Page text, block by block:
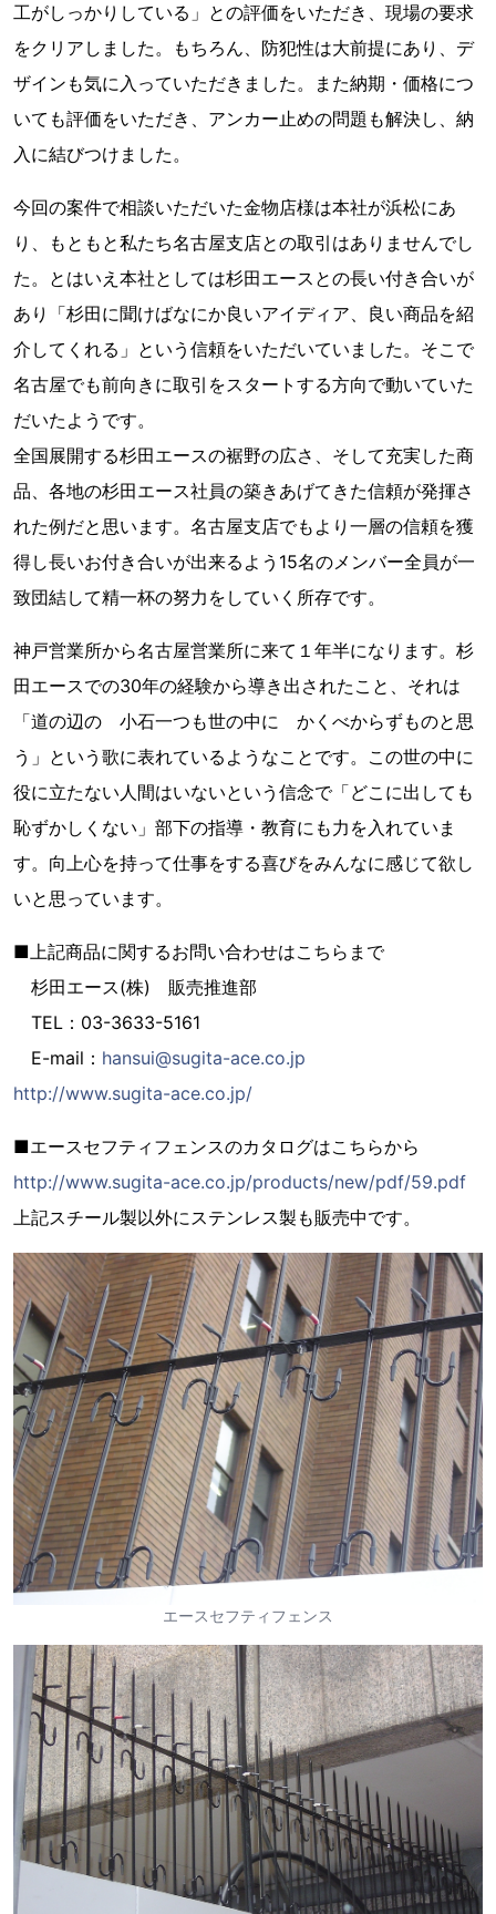
工がしっかりしている」との評価をいただき、現場の要求
をクリアしました。もちろん、防犯性は大前提にあり、デ
ザインも気に入っていただきました。また納期・価格につ
いても評価をいただき、アンカー止めの問題も解決し、納
入に結びつけました。
今回の案件で相談いただいた金物店様は本社が浜松にあ
り、もともと私たち名古屋支店との取引はありませんでし
た。とはいえ本社としては杉田エースとの長い付き合いが
あり「杉田に聞けばなにか良いアイディア、良い商品を紹
介してくれる」という信頼をいただいていました。そこで
名古屋でも前向きに取引をスタートする方向で動いていた
だいたようです。
全国展開する杉田エースの裾野の広さ、そして充実した商
品、各地の杉田エース社員の築きあげてきた信頼が発揮さ
れた例だと思います。名古屋支店でもより一層の信頼を獲
得し長いお付き合いが出来るよう15名のメンバー全員が一
致団結して精一杯の努力をしていく所存です。
神戸営業所から名古屋営業所に来て１年半になります。杉
田エースでの30年の経験から導き出されたこと、それは
「道の辺の 小石一つも世の中に かくべからずものと思
う」という歌に表れているようなことです。この世の中に
役に立たない人間はいないという信念で「どこに出しても
恥ずかしくない」部下の指導・教育にも力を入れていま
す。向上心を持って仕事をする喜びをみんなに感じて欲し
いと思っています。
■上記商品に関するお問い合わせはこちらまで
杉田エース(株) 販売推進部
TEL：03-3633-5161
E-mail： hansui@sugita-ace.co.jp
http://www.sugita-ace.co.jp/
■エースセフティフェンスのカタログはこちらから
http://www.sugita-ace.co.jp/products/new/pdf/59.pdf
上記スチール製以外にステンレス製も販売中です。
エースセフティフェンス